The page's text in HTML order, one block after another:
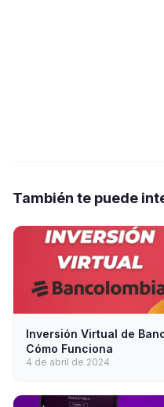
También te puede
Inversión Virtual de
Cómo Funciona
4 de abril de 2024